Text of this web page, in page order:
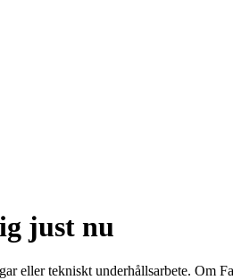
just nu
eller tekniskt underhållsarbete. Om